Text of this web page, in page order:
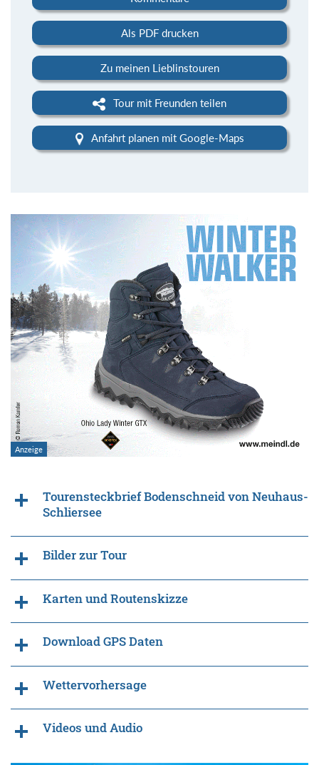
Als PDF drucken
Zu meinen Lieblinstouren
Tour mit Freunden teilen
Anfahrt planen mit Google-Maps
Tourensteckbrief Bodenschneid von Neuhaus-
Schliersee
Bilder zur Tour
Karten und Routenskizze
Download GPS Daten
Wettervorhersage
Videos und Audio